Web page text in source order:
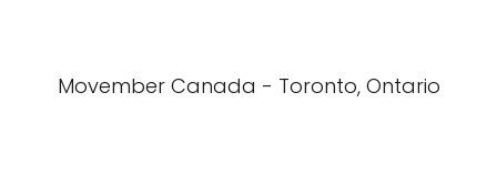
Movember Canada - Toronto, Ontario